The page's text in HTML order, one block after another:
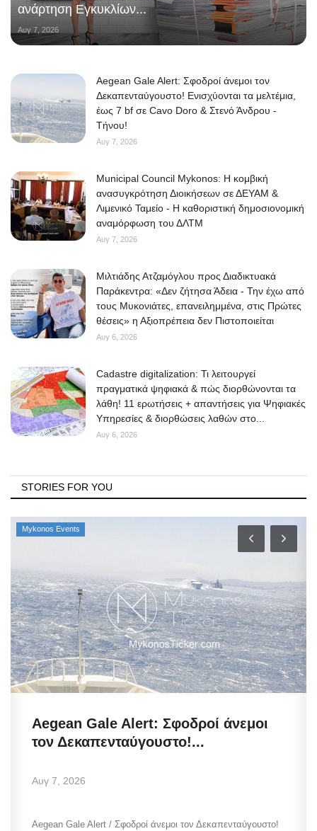
ανάρτηση Εγκυκλίων...
Αυγ 7, 2026
Aegean Gale Alert: Σφοδροί άνεμοι τον
Δεκαπενταύγουστο! Ενισχύονται τα μελτέμια,
έως 7 bf σε Cavo Doro & Στενό Άνδρου -
Τήνου!
Αυγ 7, 2026
Municipal Council Mykonos: Η κομβική
ανασυγκρότηση Διοικήσεων σε ΔΕΥΑΜ &
Λιμενικό Ταμείο - Η καθοριστική δημοσιονομική
αναμόρφωση του ΔΛΤΜ
Αυγ 7, 2026
Μιλτιάδης Ατζαμόγλου προς Διαδικτυακά
Παράκεντρα: «Δεν ζήτησα Άδεια - Την έχω από
τους Μυκονιάτες, επανειλημμένα, στις Πρώτες
θέσεις» η Αξιοπρέπεια δεν Πιστοποιείται
Αυγ 6, 2026
Cadastre digitalization: Τι λειτουργεί
πραγματικά ψηφιακά & πώς διορθώνονται τα
λάθη! 11 ερωτήσεις + απαντήσεις για Ψηφιακές
Υπηρεσίες & διορθώσεις λαθών στο...
Αυγ 6, 2026
STORIES FOR YOU
Mykonos Events
Aegean Gale Alert: Σφοδροί άνεμοι
τον Δεκαπενταύγουστο!...
Αυγ 7, 2026
Aegean Gale Alert / Σφοδροί άνεμοι τον Δεκαπενταύγουστο!